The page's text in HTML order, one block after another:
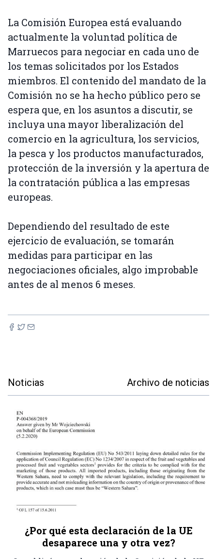
La Comisión Europea está evaluando
actualmente la voluntad política de
Marruecos para negociar en cada uno de
los temas solicitados por los Estados
miembros. El contenido del mandato de la
Comisión no se ha hecho público pero se
espera que, en los asuntos a discutir, se
incluya una mayor liberalización del
comercio en la agricultura, los servicios,
la pesca y los productos manufacturados,
protección de la inversión y la apertura de
la contratación pública a las empresas
europeas.
Dependiendo del resultado de este
ejercicio de evaluación, se tomarán
medidas para participar en las
negociaciones oficiales, algo improbable
antes de al menos 6 meses.
Noticias Archivo de noticias
¿Por qué esta declaración de la UE
desaparece una y otra vez?